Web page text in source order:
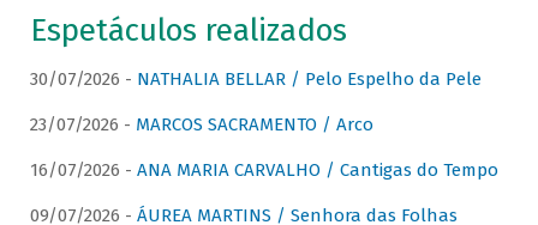
Espetáculos realizados
30/07/2026 - NATHALIA BELLAR / Pelo Espelho da Pele
23/07/2026 - MARCOS SACRAMENTO / Arco
16/07/2026 - ANA MARIA CARVALHO / Cantigas do Tempo
09/07/2026 - ÁUREA MARTINS / Senhora das Folhas